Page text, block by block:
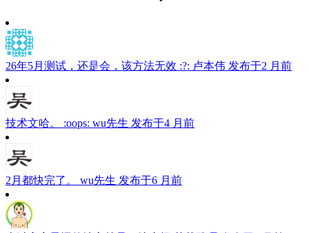
26年5月测试，还是会，该方法无效 :?: 卢本伟 发布于2 月前
技术文哈。 :oops: wu先生 发布于4 月前
2月都快完了。 wu先生 发布于6 月前